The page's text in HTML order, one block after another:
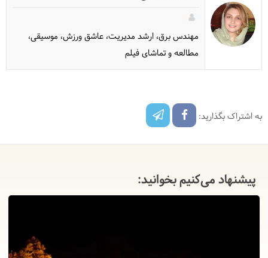
مهندس برق، ارشد مدیریت، عاشق ورزش، موسیقی،
مطالعه و تماشای فیلم
به اشتراک بگذارید:
پیشنهاد می‌کنیم بخوانید: